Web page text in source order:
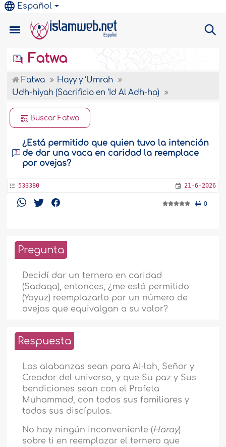
Español
Fatwa
Fatwa
Hayy y ‘Umrah
Udh-hiyah (Sacrificio en ‘Id Al Adh-ha)
Buscar Fatwa
¿Está permitido que quien tuvo la intención
de dar una vaca en caridad la reemplace
por ovejas?
533380 21-6-2026
0
Pregunta
Decidí dar un ternero en caridad
(Sadaqa), entonces, ¿me está permitido
(Yayuz) reemplazarlo por un número de
ovejas que equivalgan a su valor?
Respuesta
Las alabanzas sean para Al-lah, Señor y
Creador del universo, y que Su paz y Sus
bendiciones sean con el Profeta
Muhammad, con todos sus familiares y
todos sus discípulos.
No hay ningún inconveniente (Haray)
sobre ti en reemplazar el ternero que